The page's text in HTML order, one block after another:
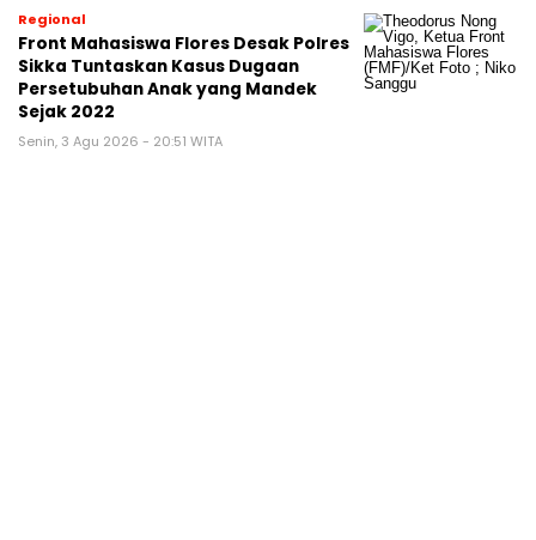
Regional
Front Mahasiswa Flores Desak Polres
Sikka Tuntaskan Kasus Dugaan
Persetubuhan Anak yang Mandek
Sejak 2022
Senin, 3 Agu 2026 - 20:51 WITA